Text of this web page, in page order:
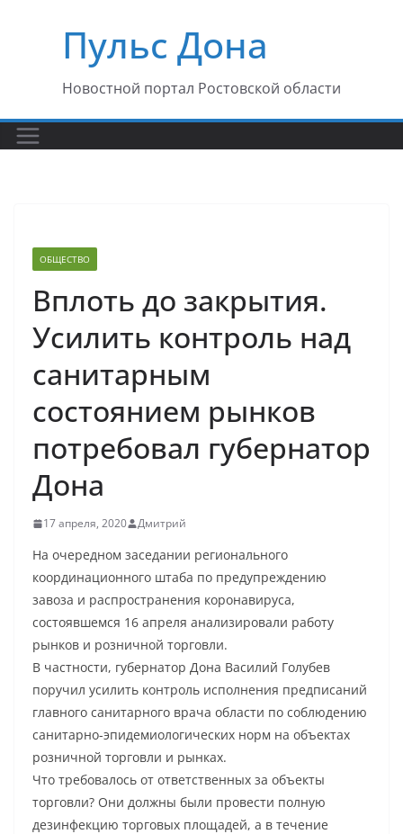
содержимомуПульс Дона
Новостной портал Ростовской области
ОБЩЕСТВО
Вплоть до закрытия.
Усилить контроль над
санитарным
состоянием рынков
потребовал губернатор
Дона
17 апреля, 2020 Дмитрий
На очередном заседании регионального
координационного штаба по предупреждению
завоза и распространения коронавируса,
состоявшемся 16 апреля анализировали работу
рынков и розничной торговли.
В частности, губернатор Дона Василий Голубев
поручил усилить контроль исполнения предписаний
главного санитарного врача области по соблюдению
санитарно-эпидемиологических норм на объектах
розничной торговли и рынках.
Что требовалось от ответственных за объекты
торговли? Они должны были провести полную
дезинфекцию торговых площадей, а в течение